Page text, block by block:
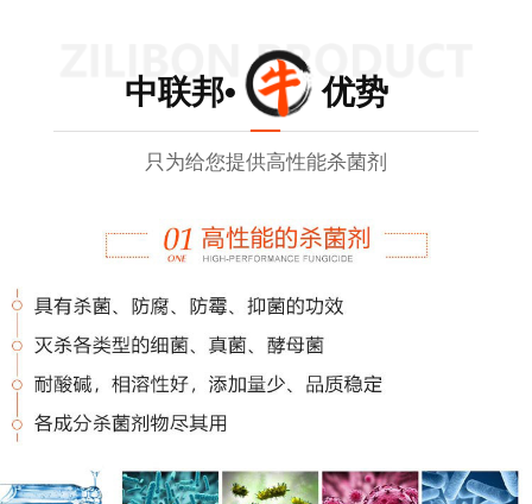
中联邦• 优势
只为给您提供高性能杀菌剂